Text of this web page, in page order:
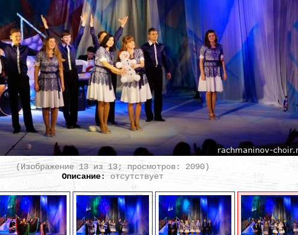
(Изображение 13 из 13; просмотров: 2090)
Описание: отсутствует